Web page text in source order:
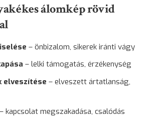
álomkép rövid
– önbizalom, sikerek iránti vágy
– lelki támogatás, érzékenység
elveszítése – elveszett ártatlanság,
kapcsolat megszakadása, csalódás